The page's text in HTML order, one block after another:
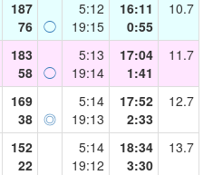
187
76 ◯
5:12
19:15
16:11
0:55
10.7
183
58 ◯
5:13
19:14
17:04
1:41
11.7
169
38 ◎
5:14
19:13
17:52
2:33
12.7
152
22
5:14
19:12
18:34
3:30
13.7